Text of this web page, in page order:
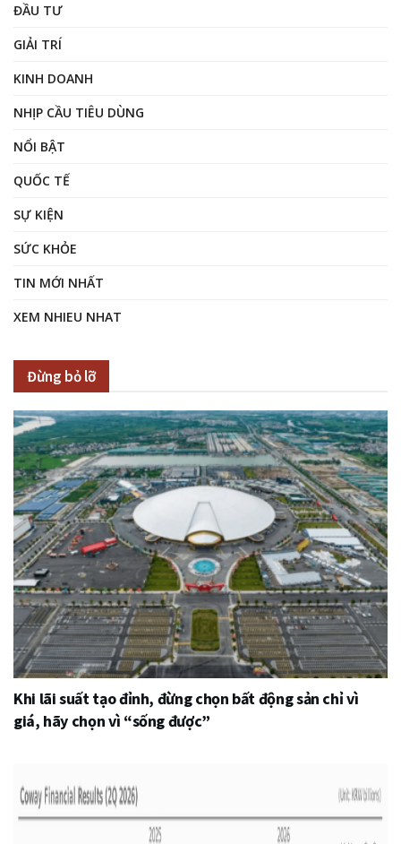
ĐẦU TƯ
GIẢI TRÍ
KINH DOANH
NHỊP CẦU TIÊU DÙNG
NỔI BẬT
QUỐC TẾ
SỰ KIỆN
SỨC KHỎE
TIN MỚI NHẤT
XEM NHIEU NHAT
Đừng bỏ lỡ
Khi lãi suất tạo đỉnh, đừng chọn bất động sản chỉ vì
giá, hãy chọn vì “sống được”